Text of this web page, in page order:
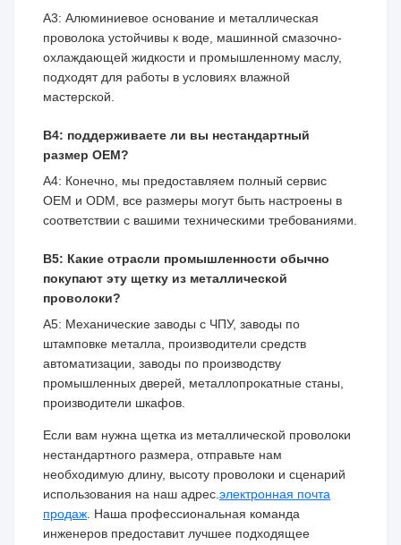
A3: Алюминиевое основание и металлическая
проволока устойчивы к воде, машинной смазочно-
охлаждающей жидкости и промышленному маслу,
подходят для работы в условиях влажной
мастерской.
В4: поддерживаете ли вы нестандартный
размер OEM?
A4: Конечно, мы предоставляем полный сервис
OEM и ODM, все размеры могут быть настроены в
соответствии с вашими техническими требованиями.
В5: Какие отрасли промышленности обычно
покупают эту щетку из металлической
проволоки?
A5: Механические заводы с ЧПУ, заводы по
штамповке металла, производители средств
автоматизации, заводы по производству
промышленных дверей, металлопрокатные станы,
производители шкафов.
Если вам нужна щетка из металлической проволоки
нестандартного размера, отправьте нам
необходимую длину, высоту проволоки и сценарий
использования на наш адрес. электронная почта
продаж . Наша профессиональная команда
инженеров предоставит лучшее подходящее